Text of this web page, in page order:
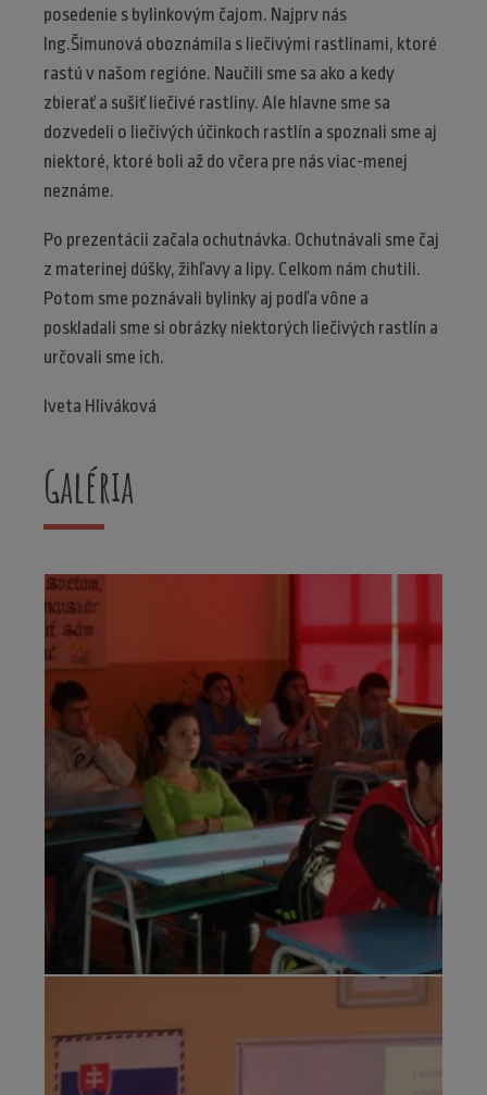
posedenie s bylinkovým čajom. Najprv nás
Ing.Šimunová oboznámila s liečivými rastlinami, ktoré
rastú v našom regióne. Naučili sme sa ako a kedy
zbierať a sušiť liečivé rastliny. Ale hlavne sme sa
dozvedeli o liečivých účinkoch rastlín a spoznali sme aj
niektoré, ktoré boli až do včera pre nás viac-menej
neznáme.
Po prezentácii začala ochutnávka. Ochutnávali sme čaj
z materinej dúšky, žihľavy a lipy. Celkom nám chutili.
Potom sme poznávali bylinky aj podľa vône a
poskladali sme si obrázky niektorých liečivých rastlín a
určovali sme ich.
Iveta Hliváková
Galéria